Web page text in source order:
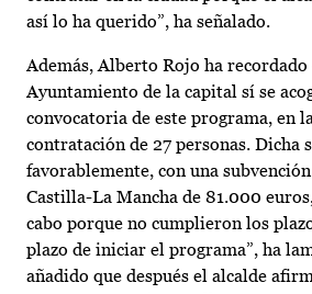
así lo ha querido”, ha señalado.
Además, Alberto Rojo ha recordado
Ayuntamiento de la capital sí se
convocatoria de este programa, en
contratación de 27 personas. Dicha
favorablemente, con una
Castilla-La Mancha de 81.000
cabo porque no cumplieron los
plazo de iniciar el programa”, ha
añadido que después el alcalde